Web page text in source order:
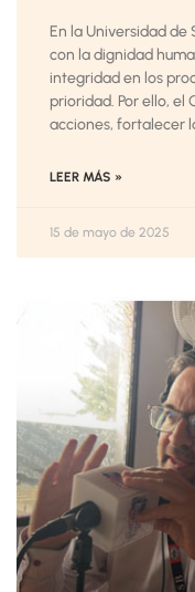
En la Universidad
con la dignidad
integridad en los
prioridad. Por ello, el
acciones, fortalecer
LEER MÁS »
15 de mayo de 2025